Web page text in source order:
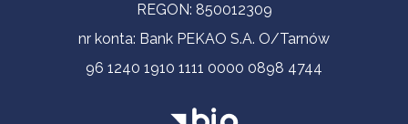
REGON: 850012309
nr konta: Bank PEKAO S.A. O/Tarnów
96 1240 1910 1111 0000 0898 4744